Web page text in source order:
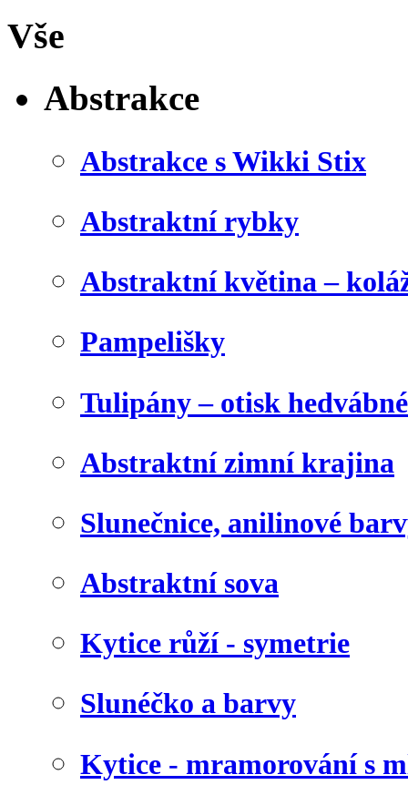
Vše
Abstrakce
Abstrakce s Wikki Stix
Abstraktní rybky
Abstraktní květina –
Pampelišky
Tulipány – otisk
Abstraktní zimní krajina
Slunečnice, anilinové
Abstraktní sova
Kytice růží - symetrie
Slunéčko a barvy
Kytice - mramorování s